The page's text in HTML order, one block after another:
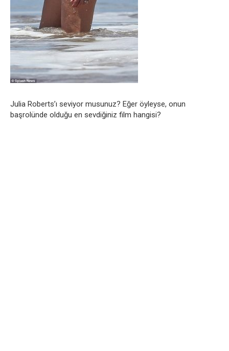
Julia Roberts’ı seviyor musunuz? Eğer öyleyse, onun
başrolünde olduğu en sevdiğiniz film hangisi?